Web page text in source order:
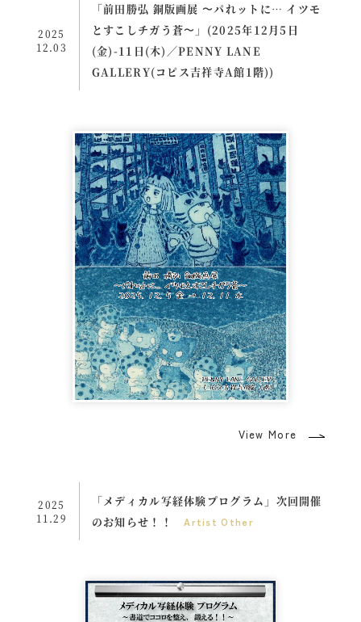
2025
12.03
「前田勝弘 銅版画展 〜パれットに… イツモ
とすこしチガう蒼〜」(2025年12月5日
(金)-11日(木)／PENNY LANE
GALLERY(コピス吉祥寺A館1階))
View More
2025
11.29
「メディカル写経体験プログラム」次回開催
のお知らせ！！
Artist Other